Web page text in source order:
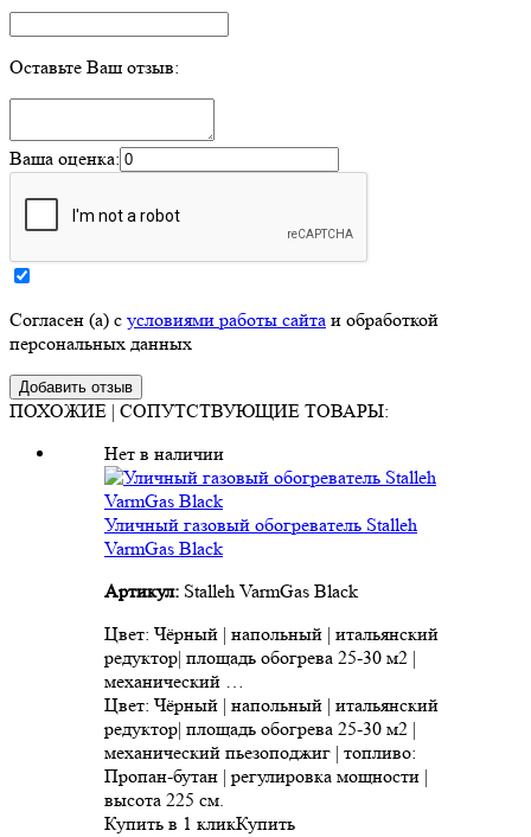
Оставьте Ваш отзыв:
Ваша оценка:
Согласен (а) с условиями работы сайта и обработкой
персональных данных
ПОХОЖИЕ | СОПУТСТВУЮЩИЕ ТОВАРЫ:
Нет в наличии
Уличный газовый обогреватель Stalleh
VarmGas Black
Артикул: Stalleh VarmGas Black
Цвет: Чёрный | напольный | итальянский
редуктор| площадь обогрева 25-30 м2 |
механический …
Цвет: Чёрный | напольный | итальянский
редуктор| площадь обогрева 25-30 м2 |
механический пьезоподжиг | топливо:
Пропан-бутан | регулировка мощности |
высота 225 см.
Купить в 1 кликКупить